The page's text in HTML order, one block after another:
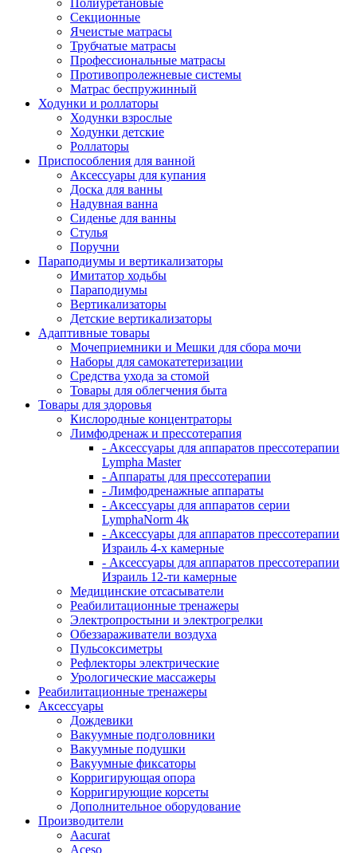
Полиуретановые
Секционные
Ячеистые матрасы
Трубчатые матрасы
Профессиональные матрасы
Противопролежневые системы
Матрас беспружинный
Ходунки и роллаторы
Ходунки взрослые
Ходунки детские
Роллаторы
Приспособления для ванной
Аксессуары для купания
Доска для ванны
Надувная ванна
Сиденье для ванны
Стулья
Поручни
Параподиумы и вертикализаторы
Имитатор ходьбы
Параподиумы
Вертикализаторы
Детские вертикализаторы
Адаптивные товары
Мочеприемники и Мешки для сбора мочи
Наборы для самокатетеризации
Средства ухода за стомой
Товары для облегчения быта
Товары для здоровья
Кислородные концентраторы
Лимфодренаж и прессотерапия
- Аксессуары для аппаратов прессотерапии
Lympha Master
- Аппараты для прессотерапии
- Лимфодренажные аппараты
- Аксессуары для аппаратов серии
LymphaNorm 4k
- Аксессуары для аппаратов прессотерапии
Израиль 4-х камерные
- Аксессуары для аппаратов прессотерапии
Израиль 12-ти камерные
Медицинские отсасыватели
Реабилитационные тренажеры
Электропростыни и электрогрелки
Обеззараживатели воздуха
Пульсоксиметры
Рефлекторы электрические
Урологические массажеры
Реабилитационные тренажеры
Аксессуары
Дождевики
Вакуумные подголовники
Вакуумные подушки
Вакуумные фиксаторы
Корригирующая опора
Корригирующие корсеты
Дополнительное оборудование
Производители
Aacurat
Aceso